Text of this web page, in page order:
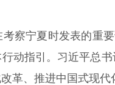
宁夏时发表的重要
动指引。习近平总
革、推进中国式现代